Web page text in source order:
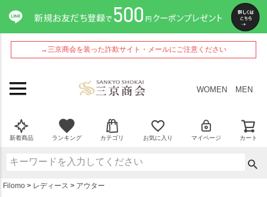
→三京商会を装った詐欺サイト・メールにご注意ください
WOMEN MEN
新着商品 ランキング カテゴリ お気に入り マイページ カート
Filomo レディース アウター
ペー
ジト
ップ
へ